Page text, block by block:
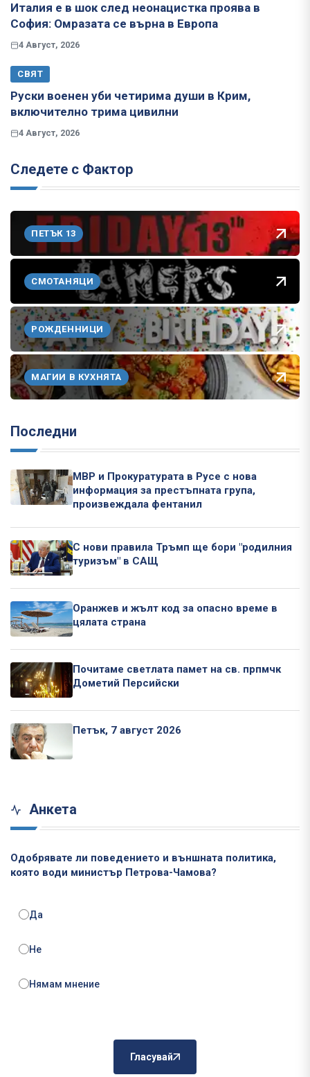
Италия е в шок след неонацистка проява в
София: Омразата се върна в Европа
4 Август, 2026
СВЯТ
Руски военен уби четирима души в Крим,
включително трима цивилни
4 Август, 2026
Следете с Фактор
ПЕТЪК 13
СМОТАНЯЦИ
РОЖДЕННИЦИ
МАГИИ В КУХНЯТА
Последни
МВР и Прокуратурата в Русе с нова
информация за престъпната група,
произвеждала фентанил
С нови правила Тръмп ще бори "родилния
туризъм" в САЩ
Оранжев и жълт код за опасно време в
цялата страна
Почитаме светлата памет на св. прпмчк
Дометий Персийски
Петък, 7 август 2026
Анкета
Одобрявате ли поведението и външната политика,
която води министър Петрова-Чамова?
Да
Не
Нямам мнение
Гласувай